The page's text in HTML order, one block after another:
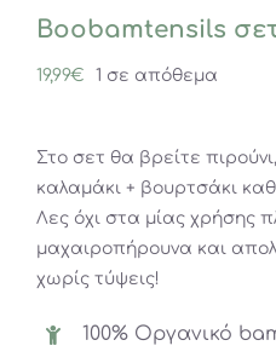
Boobamtensils
19,99€ 1 σε απόθεμα
Στο σετ θα βρείτε
καλαμάκι + βουρτσάκι
Λες όχι στα μίας χρήσης
μαχαιροπήρουνα και
χωρίς τύψεις!
100% Οργανικό